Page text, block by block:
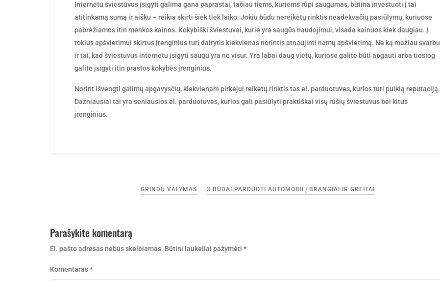
Internetu šviestuvus įsigyti galima gana paprastai, tačiau tiems, kuriems rūpi saugumas, būtina investuoti į tai
atitinkamą sumą ir aišku – reikia skirti šiek tiek laiko. Jokiu būdu nereikėtų rinktis neadekvačių pasiūlymų, kuriuose
pabrėžiamos itin menkos kainos. Kokybiški šviestuvai, kurie yra saugūs naudojimui, visada kainuos kiek daugiau. Į
tokius apšvietimui skirtus įrenginius turi dairytis kiekvienas norintis atnaujinti namų apšvietimą. Ne ką mažiau svarbu
ir tai, kad šviestuvus internetu įsigyti saugu yra ne visur. Yra labai daug vietų, kuriose galite būti apgauti arba tiesiog
galite įsigyti itin prastos kokybės įrenginius.
Norint išvengti galimų apgavysčių, kiekvienam pirkėjui reikėtų rinktis tas el. parduotuves, kurios turi puikią reputaciją.
Dažniausiai tai yra seniausios el. parduotuvės, kurios gali pasiūlyti praktiškai visų rūšių šviestuvus bei kitus
įrenginius.
GRINDŲ VALYMAS 3 BŪDAI PARDUOTI AUTOMOBILĮ BRANGIAI IR GREITAI
Parašykite komentarą
El. pašto adresas nebus skelbiamas. Būtini laukeliai pažymėti *
Komentaras*